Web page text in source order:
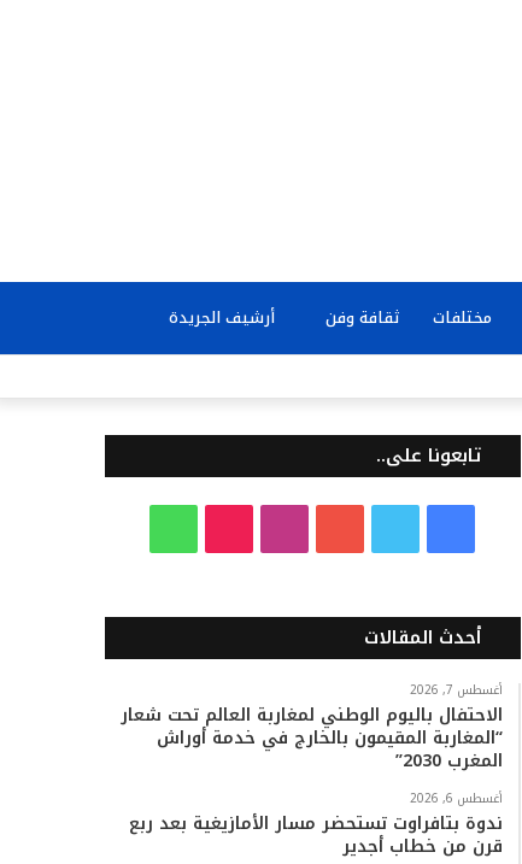
مختلفات ثقافة وفن أرشيف الجريدة
عن
تابعونا على..
س
ب
و
ك
ي
ر
ت
و
س
ق
k
o
ت
ا
أحدث المقالات
أغسطس 7, 2026
الاحتفال باليوم الوطني لمغاربة العالم تحت شعار
“المغاربة المقيمون بالخارج في خدمة أوراش
المغرب 2030”
أغسطس 6, 2026
ندوة بتافراوت تستحضر مسار الأمازيغية بعد ربع
قرن من خطاب أجدير